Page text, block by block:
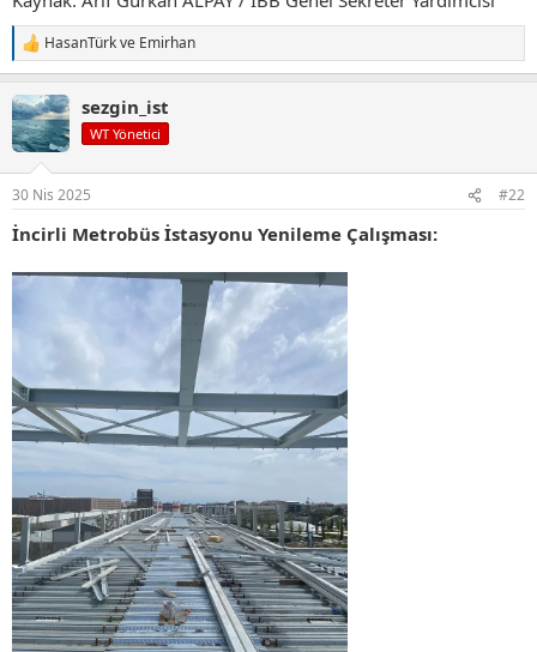
T
e
k
i
l
:
HasanTürkve Emirhan
sezgin_ist
WT Yönetici
30 Nis 2025 #22
İncirli Metrobüs İstasyonu Yenileme Çalışması: